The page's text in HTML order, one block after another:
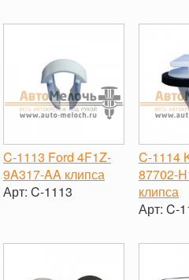
C-1113 Ford 4F1Z-
9A317-AA клипса
Арт: C-1113
C-1114
87702-
клипса
Арт: C-
-